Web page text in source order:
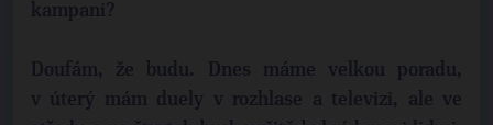
kampani?
Doufám, že budu. Dnes máme velkou poradu,
v úterý mám duely v rozhlase a televizi, ale ve